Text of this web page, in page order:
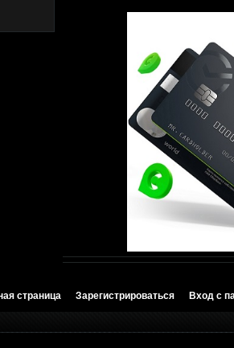
страница Зарегистрироваться Вход с